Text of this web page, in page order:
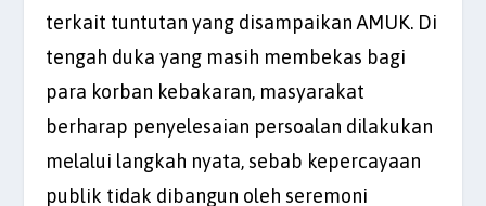
terkait tuntutan yang disampaikan AMUK. Di
tengah duka yang masih membekas bagi
para korban kebakaran, masyarakat
berharap penyelesaian persoalan dilakukan
melalui langkah nyata, sebab kepercayaan
publik tidak dibangun oleh seremoni